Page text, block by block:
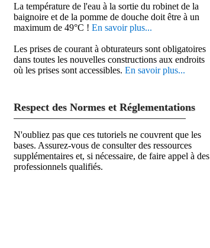
La température de l'eau à la sortie du robinet de la
baignoire et de la pomme de douche doit être à un
maximum de 49°C ! En savoir plus...
Les prises de courant à obturateurs sont obligatoires
dans toutes les nouvelles constructions aux endroits
où les prises sont accessibles. En savoir plus...
Respect des Normes et Réglementations
N'oubliez pas que ces tutoriels ne couvrent que les
bases. Assurez-vous de consulter des ressources
supplémentaires et, si nécessaire, de faire appel à des
professionnels qualifiés.